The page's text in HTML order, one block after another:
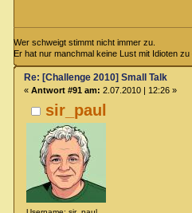
Wer schweigt stimmt nicht immer zu.
Er hat nur manchmal keine Lust mit Idioten zu
sir_paul
Re: [Challenge 2010] Small Talk
« Antwort #91 am: 2.07.2010 | 12:26 »